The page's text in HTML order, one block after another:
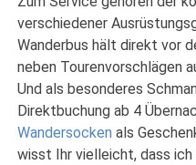
verschiedener
Wanderbus hält direkt vor
neben Tourenvorschlägen
Und als besonderes
Direktbuchung ab 4
Wandersocken als
wisst Ihr vielleicht, dass